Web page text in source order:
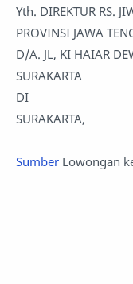
Yth. DIREKTUR RS.
PROVINSI JAWA
D/A. JL, KI HAIAR
SURAKARTA
DI
SURAKARTA,
Sumber Lowongan